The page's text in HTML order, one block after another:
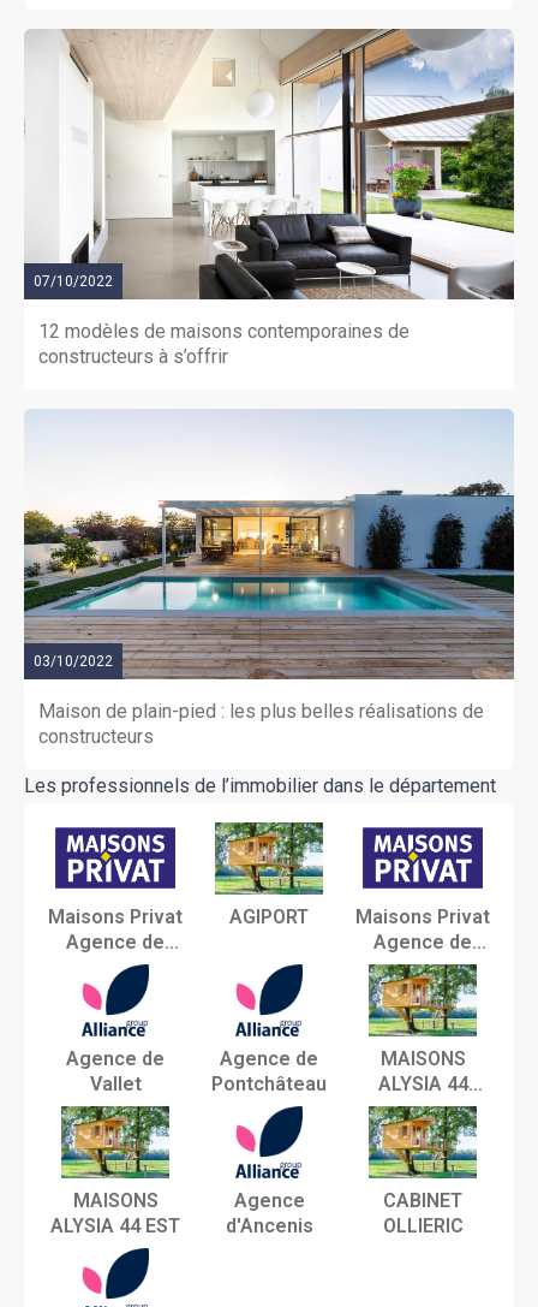
budget maîtrisé.Coût du terrain inclus dans cette
offre.Hors peintures et faïence, revêtements de sol
des chambres.Hors assurance dommages-ouvrage,
frais de notaire et frais d’adaptation du terrain
éventuels.Cette offre est proposée en collaboration
avec notre partenaire foncier selon disponibilités.
Contact : au (Numéro supprimé).
07/10/2022
12 modèles de maisons contemporaines de
constructeurs à s’offrir
03/10/2022
Maison de plain-pied : les plus belles réalisations de
constructeurs
Les professionnels de l’immobilier dans le département
Maisons Privat
Agence de
Pornic (44)
AGIPORT
Maisons Privat
Agence de
Vertou /Nantes
(44)
Agence de
Vallet
Agence de
Pontchâteau
MAISONS
ALYSIA 44
NORD
MAISONS
ALYSIA 44 EST
Agence
d'Ancenis
CABINET
OLLIERIC